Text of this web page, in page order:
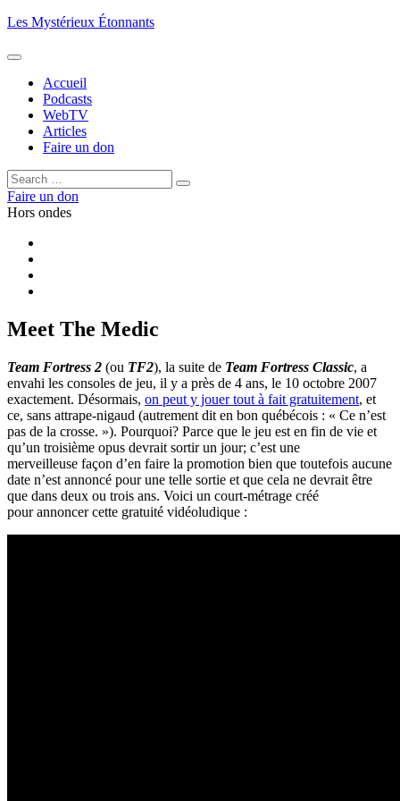
Aller
contenu
Les Mystérieux Étonnants
Accueil
Podcasts
WebTV
Articles
Faire un don
Rechercher :
Rechercher
Faire un don
Hors ondes
Meet The Medic
Team Fortress 2 (ou TF2), la suite de Team Fortress Classic, a
envahi les consoles de jeu, il y a près de 4 ans, le 10 octobre 2007
exactement. Désormais, on peut y jouer tout à fait gratuitement, et
ce, sans attrape-nigaud (autrement dit en bon québécois : « Ce n’est
pas de la crosse. »). Pourquoi? Parce que le jeu est en fin de vie et
qu’un troisième opus devrait sortir un jour; c’est une
merveilleuse façon d’en faire la promotion bien que toutefois aucune
date n’est annoncé pour une telle sortie et que cela ne devrait être
que dans deux ou trois ans. Voici un court-métrage créé
pour annoncer cette gratuité vidéoludique :